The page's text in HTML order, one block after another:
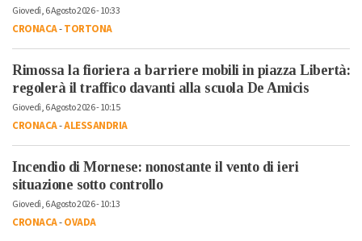
Giovedì, 6 Agosto 2026 - 10:33
CRONACA-TORTONA
Rimossa la fioriera a barriere mobili in piazza Libertà:
regolerà il traffico davanti alla scuola De Amicis
Giovedì, 6 Agosto 2026 - 10:15
CRONACA-ALESSANDRIA
Incendio di Mornese: nonostante il vento di ieri
situazione sotto controllo
Giovedì, 6 Agosto 2026 - 10:13
CRONACA-OVADA